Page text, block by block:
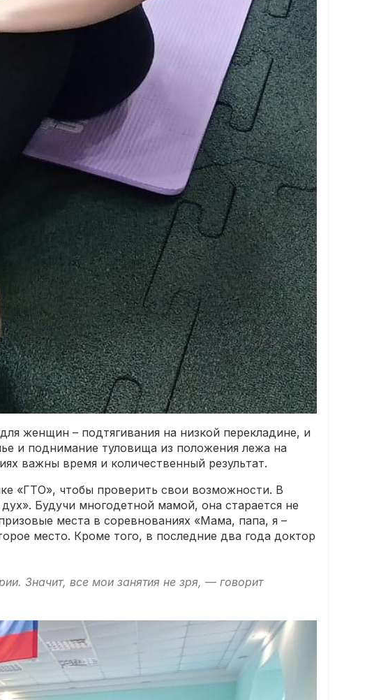
женщин – подтягивания на низкой перекладине, и
и поднимание туловища из положения лежа на
важны время и количественный результат.
«ГТО», чтобы проверить свои возможности. В
Будучи многодетной мамой, она старается не
места в соревнованиях «Мама, папа, я –
место. Кроме того, в последние два года доктор
Значит, все мои занятия не зря, — говорит